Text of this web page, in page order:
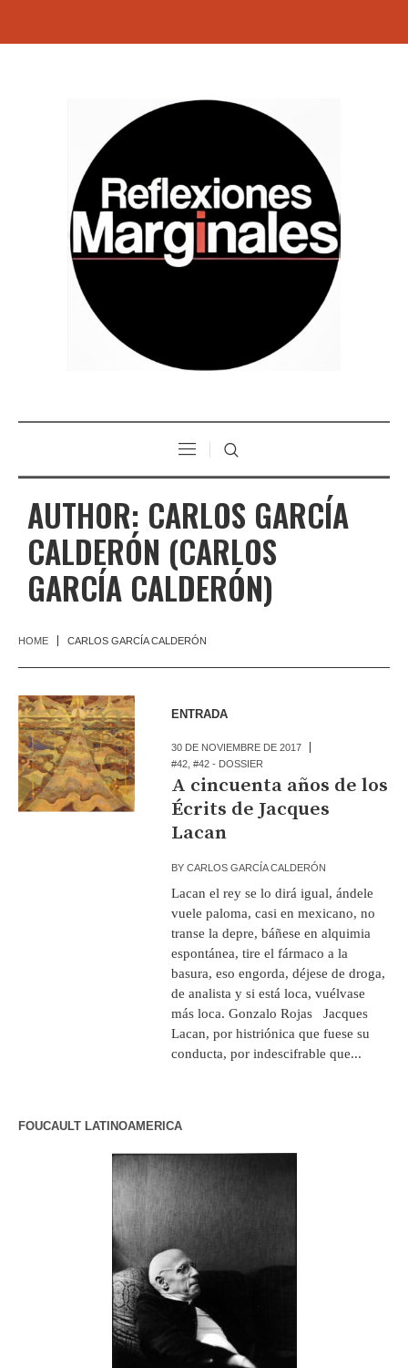
AUTHOR: CARLOS GARCÍA
CALDERÓN (CARLOS
GARCÍA CALDERÓN)
HOME CARLOS GARCÍA CALDERÓN
ENTRADA
30 DE NOVIEMBRE DE 2017
#42 ,#42 - DOSSIER
A cincuenta años de los
Écrits de Jacques
Lacan
BYCARLOS GARCÍA CALDERÓN
Lacan el rey se lo dirá igual, ándele
vuele paloma, casi en mexicano, no
transe la depre, báñese en alquimia
espontánea, tire el fármaco a la
basura, eso engorda, déjese de droga,
de analista y si está loca, vuélvase
más loca. Gonzalo Rojas Jacques
Lacan, por histriónica que fuese su
conducta, por indescifrable que...
FOUCAULT LATINOAMERICA